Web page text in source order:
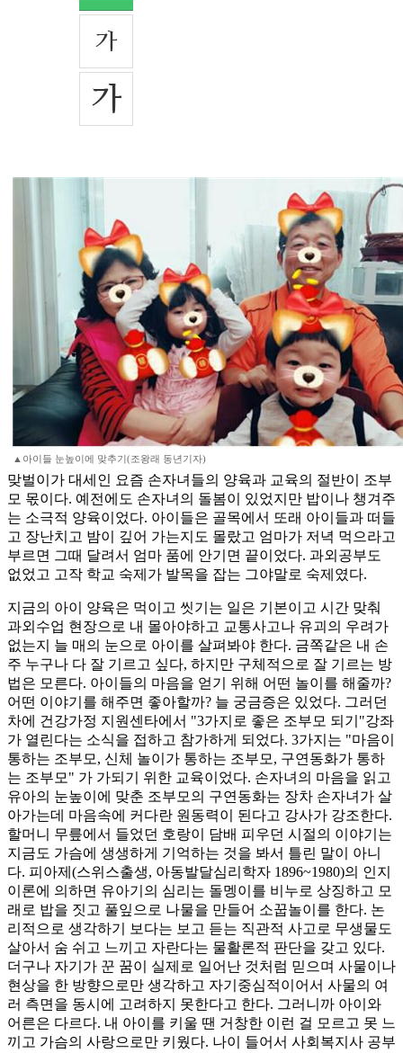
▲아이들 눈높이에 맞추기(조왕래 동년기자)
맞벌이가 대세인 요즘 손자녀들의 양육과 교육의 절반이 조부
모 몫이다. 예전에도 손자녀의 돌봄이 있었지만 밥이나 챙겨주
는 소극적 양육이었다. 아이들은 골목에서 또래 아이들과 떠들
고 장난치고 밤이 깊어 가는지도 몰랐고 엄마가 저녁 먹으라고
부르면 그때 달려서 엄마 품에 안기면 끝이었다. 과외공부도
없었고 고작 학교 숙제가 발목을 잡는 그야말로 숙제였다.
지금의 아이 양육은 먹이고 씻기는 일은 기본이고 시간 맞춰
과외수업 현장으로 내 몰아야하고 교통사고나 유괴의 우려가
없는지 늘 매의 눈으로 아이를 살펴봐야 한다. 금쪽같은 내 손
주 누구나 다 잘 기르고 싶다, 하지만 구체적으로 잘 기르는 방
법은 모른다. 아이들의 마음을 얻기 위해 어떤 놀이를 해줄까?
어떤 이야기를 해주면 좋아할까? 늘 궁금증은 있었다. 그러던
차에 건강가정 지원센타에서 "3가지로 좋은 조부모 되기"강좌
가 열린다는 소식을 접하고 참가하게 되었다. 3가지는 "마음이
통하는 조부모, 신체 놀이가 통하는 조부모, 구연동화가 통하
는 조부모" 가 가되기 위한 교육이었다. 손자녀의 마음을 읽고
유아의 눈높이에 맞춘 조부모의 구연동화는 장차 손자녀가 살
아가는데 마음속에 커다란 원동력이 된다고 강사가 강조한다.
할머니 무릎에서 들었던 호랑이 담배 피우던 시절의 이야기는
지금도 가슴에 생생하게 기억하는 것을 봐서 틀린 말이 아니
다. 피아제(스위스출생, 아동발달심리학자 1896~1980)의 인지
이론에 의하면 유아기의 심리는 돌멩이를 비누로 상징하고 모
래로 밥을 짓고 풀잎으로 나물을 만들어 소꿉놀이를 한다. 논
리적으로 생각하기 보다는 보고 듣는 직관적 사고로 무생물도
살아서 숨 쉬고 느끼고 자란다는 물활론적 판단을 갖고 있다.
더구나 자기가 꾼 꿈이 실제로 일어난 것처럼 믿으며 사물이나
현상을 한 방향으로만 생각하고 자기중심적이어서 사물의 여
러 측면을 동시에 고려하지 못한다고 한다. 그러니까 아이와
어른은 다르다. 내 아이를 키울 땐 거창한 이런 걸 모르고 못 느
끼고 가슴의 사랑으로만 키웠다. 나이 들어서 사회복지사 공부